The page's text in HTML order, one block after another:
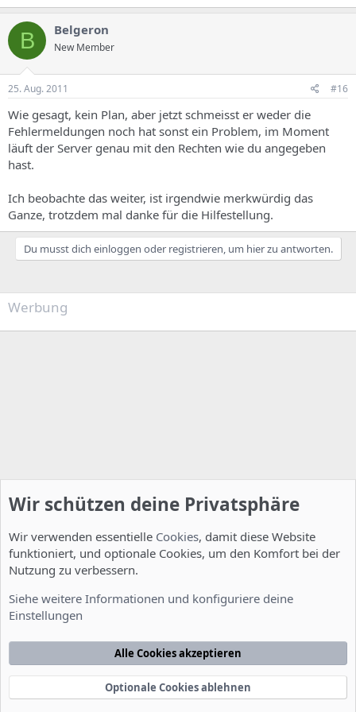
B Belgeron
New Member
25. Aug. 2011 #16
Wie gesagt, kein Plan, aber jetzt schmeisst er weder die
Fehlermeldungen noch hat sonst ein Problem, im Moment
läuft der Server genau mit den Rechten wie du angegeben
hast.
Ich beobachte das weiter, ist irgendwie merkwürdig das
Ganze, trotzdem mal danke für die Hilfestellung.
Du musst dich einloggen oder registrieren, um hier zu antworten.
Werbung
Nutzungsbedingungen Datenschutzerklärung
Startseite
Community platform by XenForo® © 2010-2022 XenForo Ltd.
xenDach©2010-2014
Wir schützen deine Privatsphäre
Wir verwenden essentielle Cookies, damit diese Website
funktioniert, und optionale Cookies, um den Komfort bei der
Nutzung zu verbessern.
Siehe weitere Informationen und konfiguriere deine
Einstellungen
Alle Cookies akzeptieren
Optionale Cookies ablehnen